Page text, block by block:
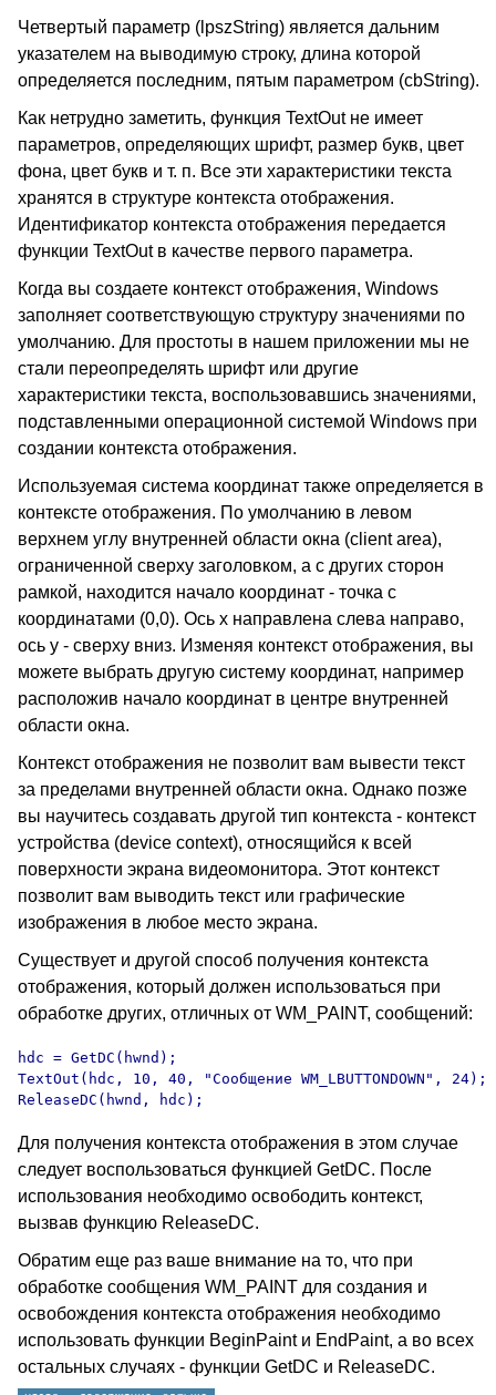
Четвертый параметр (lpszString) является дальним
указателем на выводимую строку, длина которой
определяется последним, пятым параметром (cbString).
Как нетрудно заметить, функция TextOut не имеет
параметров, определяющих шрифт, размер букв, цвет
фона, цвет букв и т. п. Все эти характеристики текста
хранятся в структуре контекста отображения.
Идентификатор контекста отображения передается
функции TextOut в качестве первого параметра.
Когда вы создаете контекст отображения, Windows
заполняет соответствующую структуру значениями по
умолчанию. Для простоты в нашем приложении мы не
стали переопределять шрифт или другие
характеристики текста, воспользовавшись значениями,
подставленными операционной системой Windows при
создании контекста отображения.
Используемая система координат также определяется в
контексте отображения. По умолчанию в левом
верхнем углу внутренней области окна (client area),
ограниченной сверху заголовком, а с других сторон
рамкой, находится начало координат - точка с
координатами (0,0). Ось x направлена слева направо,
ось y - сверху вниз. Изменяя контекст отображения, вы
можете выбрать другую систему координат, например
расположив начало координат в центре внутренней
области окна.
Контекст отображения не позволит вам вывести текст
за пределами внутренней области окна. Однако позже
вы научитесь создавать другой тип контекста - контекст
устройства (device context), относящийся к всей
поверхности экрана видеомонитора. Этот контекст
позволит вам выводить текст или графические
изображения в любое место экрана.
Существует и другой способ получения контекста
отображения, который должен использоваться при
обработке других, отличных от WM_PAINT, сообщений:
hdc = GetDC(hwnd);
TextOut(hdc, 10, 40, "Сообщение WM_LBUTTONDOWN", 24);
ReleaseDC(hwnd, hdc);
Для получения контекста отображения в этом случае
следует воспользоваться функцией GetDC. После
использования необходимо освободить контекст,
вызвав функцию ReleaseDC.
Обратим еще раз ваше внимание на то, что при
обработке сообщения WM_PAINT для создания и
освобождения контекста отображения необходимо
использовать функции BeginPaint и EndPaint, а во всех
остальных случаях - функции GetDC и ReleaseDC.